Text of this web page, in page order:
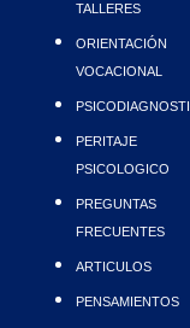
TALLERES
ORIENTACIÓN
VOCACIONAL
PERITAJE
PSICOLOGICO
PREGUNTAS
FRECUENTES
ARTICULOS
PENSAMIENTOS